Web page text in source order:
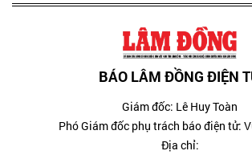
BÁO LÂM ĐỒNG ĐIỆN
Giám đốc: Lê Huy Toàn
Phó Giám đốc phụ trách báo điện tử:
Địa chỉ: